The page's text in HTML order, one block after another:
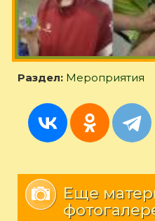
Раздел: Мероприятия
Еще